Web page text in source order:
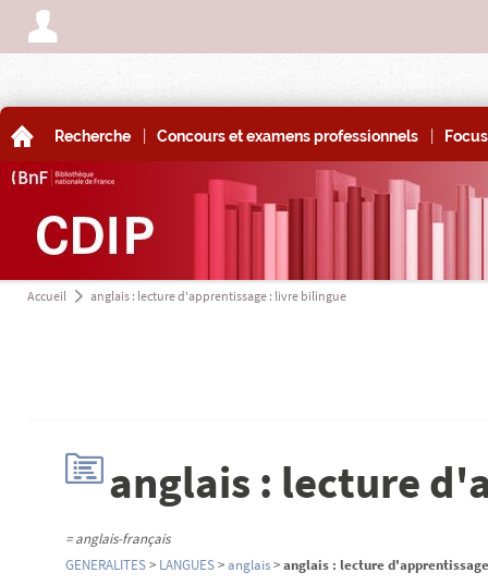
A
A Recherche | Concours et examens professionnels | Focus
Accueil a anglais : lecture d'apprentissage : livre bilingue
Hanglais : lecture
= anglais-français
GENERALITES> LANGUES>anglais>anglais : lecture